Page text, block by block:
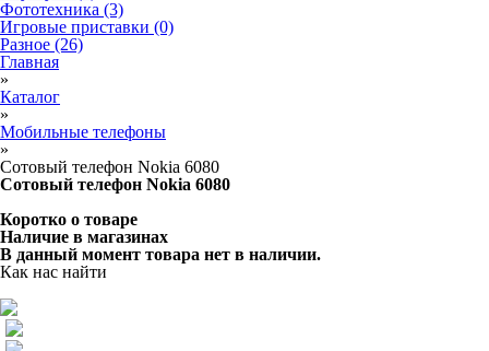
Фототехника (3)
Игровые приставки (0)
Разное (26)
Главная
»
Каталог
»
Мобильные телефоны
»
Сотовый телефон Nokia 6080
Сотовый телефон Nokia 6080
Коротко о товаре
Наличие в магазинах
В данный момент товара нет в наличии.
Как нас найти